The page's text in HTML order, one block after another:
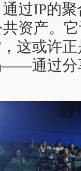
IP的聚
资产。
这或许
——通过分